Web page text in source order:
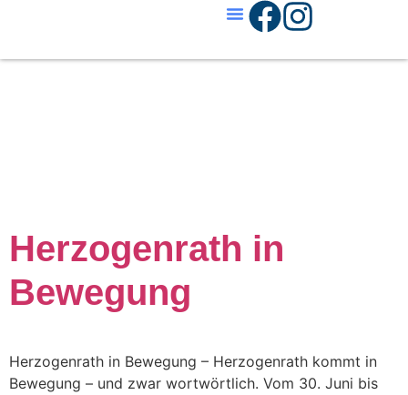
Herzogenrath in
Bewegung
Herzogenrath in Bewegung – Herzogenrath kommt in
Bewegung – und zwar wortwörtlich. Vom 30. Juni bis